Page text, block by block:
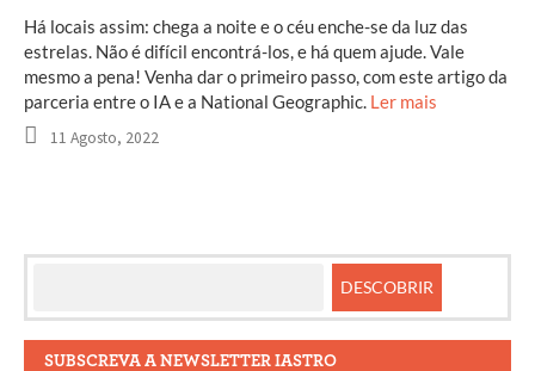
Há locais assim: chega a noite e o céu enche-se da luz das
estrelas. Não é difícil encontrá-los, e há quem ajude. Vale
mesmo a pena! Venha dar o primeiro passo, com este artigo da
parceria entre o IA e a National Geographic. Ler mais
11 Agosto, 2022
SUBSCREVA A NEWSLETTER IASTRO